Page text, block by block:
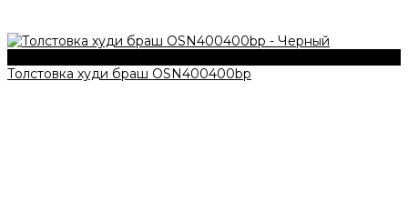
Толстовка худи браш OSN400400bp